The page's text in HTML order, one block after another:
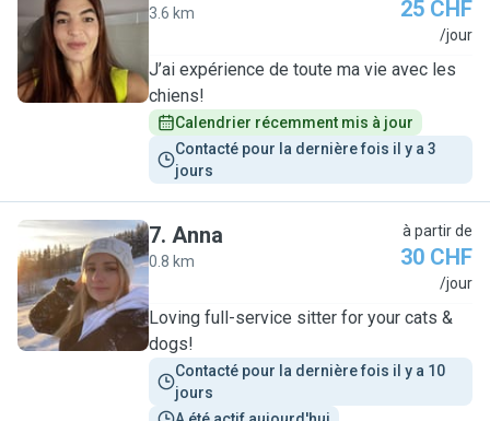
T
3.6 km 25 CHF
/jour
J’ai expérience de toute ma vie avec les
chiens!
Calendrier récemment mis à jour
Contacté pour la dernière fois il y a 3
jours
A
7. Anna
0.8 km
à partir de
30 CHF
/jour
Loving full-service sitter for your cats &
dogs!
Contacté pour la dernière fois il y a 10
jours